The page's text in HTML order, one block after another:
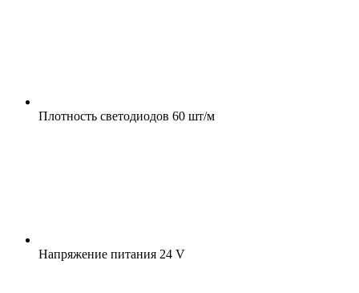
Плотность светодиодов 60 шт/м
Напряжение питания 24 V